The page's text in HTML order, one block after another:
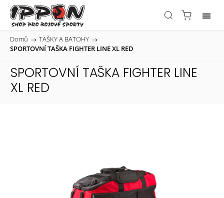
Domů / TAŠKY A BATOHY /
SPORTOVNÍ TAŠKA FIGHTER LINE XL RED
SPORTOVNÍ TAŠKA FIGHTER LINE
XL RED